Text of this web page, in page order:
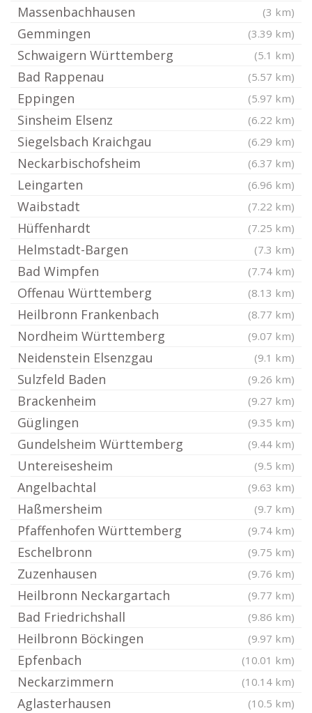
Massenbachhausen (3 km)
Gemmingen (3.39 km)
Schwaigern Württemberg (5.1 km)
Bad Rappenau (5.57 km)
Eppingen (5.97 km)
Sinsheim Elsenz (6.22 km)
Siegelsbach Kraichgau (6.29 km)
Neckarbischofsheim (6.37 km)
Leingarten (6.96 km)
Waibstadt (7.22 km)
Hüffenhardt (7.25 km)
Helmstadt-Bargen (7.3 km)
Bad Wimpfen (7.74 km)
Offenau Württemberg (8.13 km)
Heilbronn Frankenbach (8.77 km)
Nordheim Württemberg (9.07 km)
Neidenstein Elsenzgau (9.1 km)
Sulzfeld Baden (9.26 km)
Brackenheim (9.27 km)
Güglingen (9.35 km)
Gundelsheim Württemberg (9.44 km)
Untereisesheim (9.5 km)
Angelbachtal (9.63 km)
Haßmersheim (9.7 km)
Pfaffenhofen Württemberg (9.74 km)
Eschelbronn (9.75 km)
Zuzenhausen (9.76 km)
Heilbronn Neckargartach (9.77 km)
Bad Friedrichshall (9.86 km)
Heilbronn Böckingen (9.97 km)
Epfenbach (10.01 km)
Neckarzimmern (10.14 km)
Aglasterhausen (10.5 km)